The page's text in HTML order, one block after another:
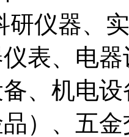
研仪器、
表、电
、机电
品）、五